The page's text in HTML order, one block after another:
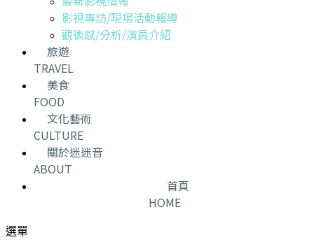
影視專訪/現場活動報導
觀後感/分析/演員介紹
旅遊
TRAVEL
美食
FOOD
文化藝術
CULTURE
關於迷迷音
ABOUT
首頁
HOME
選單